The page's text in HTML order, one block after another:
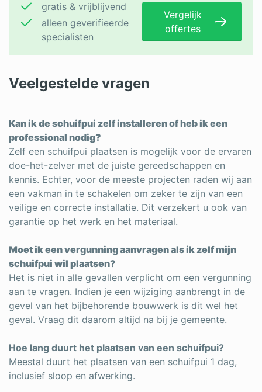
gratis & vrijblijvend
alleen geverifieerde
specialisten
Vergelijk
offertes
Veelgestelde vragen
Kan ik de schuifpui zelf installeren of heb ik een
professional nodig?
Zelf een schuifpui plaatsen is mogelijk voor de ervaren
doe-het-zelver met de juiste gereedschappen en
kennis. Echter, voor de meeste projecten raden wij aan
een vakman in te schakelen om zeker te zijn van een
veilige en correcte installatie. Dit verzekert u ook van
garantie op het werk en het materiaal.
Moet ik een vergunning aanvragen als ik zelf mijn
schuifpui wil plaatsen?
Het is niet in alle gevallen verplicht om een vergunning
aan te vragen. Indien je een wijziging aanbrengt in de
gevel van het bijbehorende bouwwerk is dit wel het
geval. Vraag dit daarom altijd na bij je gemeente.
Hoe lang duurt het plaatsen van een schuifpui?
Meestal duurt het plaatsen van een schuifpui 1 dag,
inclusief sloop en afwerking.